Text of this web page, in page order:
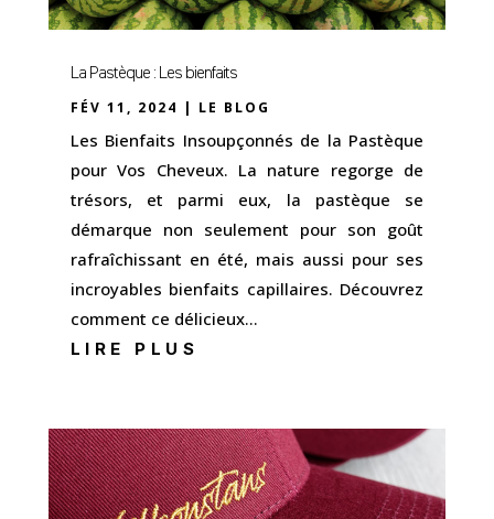
La Pastèque : Les bienfaits
FÉV 11, 2024 | LE BLOG
Les Bienfaits Insoupçonnés de la Pastèque
pour Vos Cheveux. La nature regorge de
trésors, et parmi eux, la pastèque se
démarque non seulement pour son goût
rafraîchissant en été, mais aussi pour ses
incroyables bienfaits capillaires. Découvrez
comment ce délicieux...
LIRE PLUS